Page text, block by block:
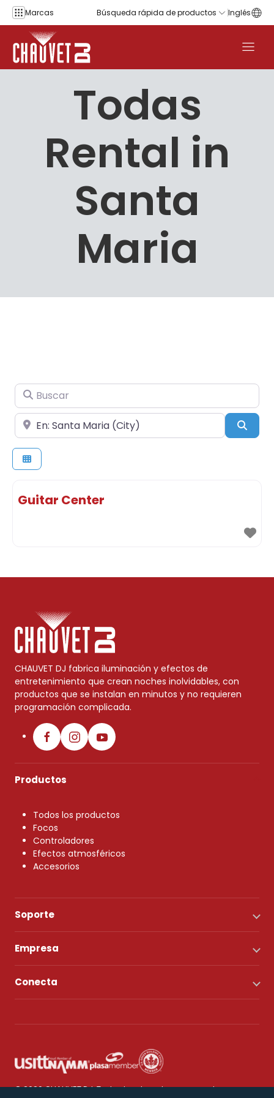
Saltar al contenido
Marcas Búsqueda rápida de productos Inglés
Todas
Rental in
Santa
Maria
Buscar
Cerca de
Guitar Center
CHAUVET DJ fabrica iluminación y efectos de
entretenimiento que crean noches inolvidables, con
productos que se instalan en minutos y no requieren
programación complicada.
Productos
Todos los productos
Focos
Controladores
Efectos atmosféricos
Accesorios
Soporte
Empresa
Conecta
© 2026 CHAUVET DJ. Todos los derechos reservados.